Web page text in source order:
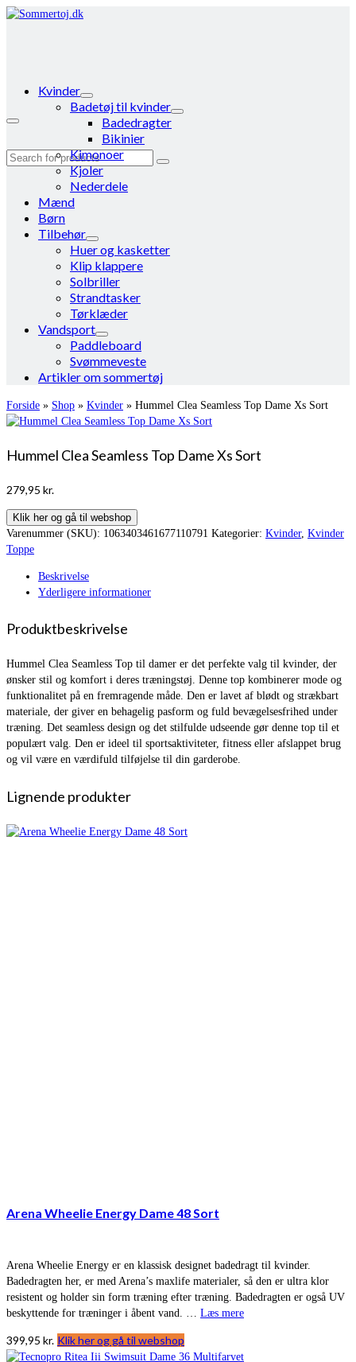
Search
Kvinder
Badetøj til kvinder
Badedragter
Bikinier
Kimonoer
Kjoler
Nederdele
Mænd
Børn
Tilbehør
Huer og kasketter
Klip klappere
Solbriller
Strandtasker
Tørklæder
Vandsport
Paddleboard
Svømmeveste
Artikler om sommertøj
Forside » Shop » Kvinder » Hummel Clea Seamless Top Dame Xs Sort
Hummel Clea Seamless Top Dame Xs Sort
279,95 kr.
Klik her og gå til webshop
Varenummer (SKU): 1063403461677110791 Kategorier: Kvinder, Kvinder
Toppe
Beskrivelse
Yderligere informationer
Produktbeskrivelse
Hummel Clea Seamless Top til damer er det perfekte valg til kvinder, der
ønsker stil og komfort i deres træningstøj. Denne top kombinerer mode og
funktionalitet på en fremragende måde. Den er lavet af blødt og strækbart
materiale, der giver en behagelig pasform og fuld bevægelsesfrihed under
træning. Det seamless design og det stilfulde udseende gør denne top til et
populært valg. Den er ideel til sportsaktiviteter, fitness eller afslappet brug
og vil være en værdifuld tilføjelse til din garderobe.
Lignende produkter
Arena Wheelie Energy Dame 48 Sort
Arena Wheelie Energy er en klassisk designet badedragt til kvinder.
Badedragten her, er med Arena’s maxlife materialer, så den er ultra klor
resistent og holder sin form træning efter træning. Badedragten er også UV
beskyttende for træninger i åbent vand. … Læs mere
399,95 kr. Klik her og gå til webshop